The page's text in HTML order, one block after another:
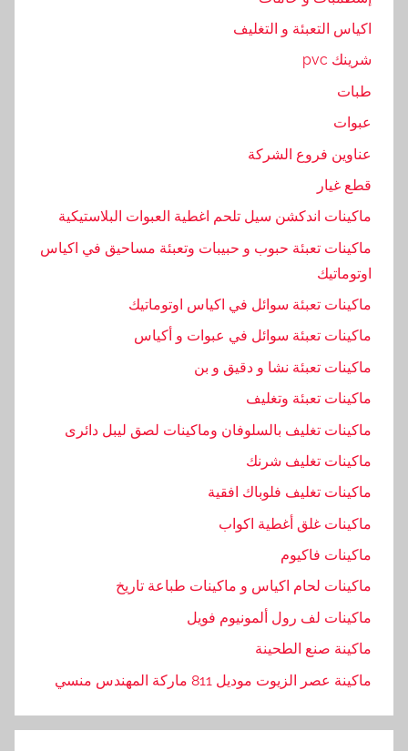
ت
,
ا
د
ي
ا
ل
خ
ص
ة
ط
ب
ا
ل
ن
د
س
ا
اكياس التعبئة و التغليف
شرينك pvc
طبات
عبوات
عناوين فروع الشركة
قطع غيار
ماكينات اندكشن سيل تلحم اغطية العبوات البلاستيكية
ماكينات تعبئة حبوب و حبيبات وتعبئة مساحيق في اكياس
اوتوماتيك
ماكينات تعبئة سوائل في اكياس اوتوماتيك
ماكينات تعبئة سوائل في عبوات و أكياس
ماكينات تعبئة نشا و دقيق و بن
ماكينات تعبئة وتغليف
ماكينات تغليف بالسلوفان وماكينات لصق ليبل دائرى
ماكينات تغليف شرنك
ماكينات تغليف فلوباك افقية
ماكينات غلق أغطية اكواب
ماكينات فاكيوم
ماكينات لحام اكياس و ماكينات طباعة تاريخ
ماكينات لف رول ألمونيوم فويل
ماكينة صنع الطحينة
ماكينة عصر الزيوت موديل 811 ماركة المهندس منسي